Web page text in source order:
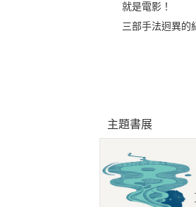
就是電影！
三部手法迥異的
主題書展